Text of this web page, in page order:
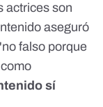
actrices son
aseguró
falso porque
sí